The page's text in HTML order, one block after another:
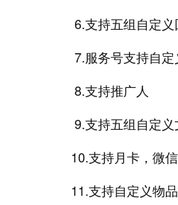
6.支持五组自定义
7.服务号支持自
8.支持推广人
9.支持五组自定义
10.支持月卡，微
11.支持自定义物